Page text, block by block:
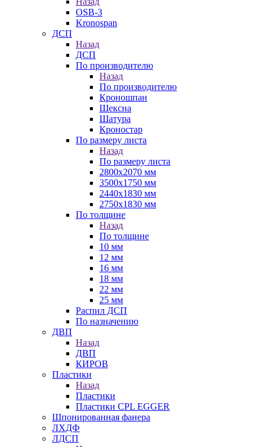
OSB-3
Kronospan
ДСП
Назад
ДСП
По производителю
Назад
По производителю
Кроношпан
Шексна
Шатура
Кроностар
По размеру листа
Назад
По размеру листа
2800х2070 мм
3500х1750 мм
2440х1830 мм
2750х1830 мм
По толщине
Назад
По толщине
10 мм
12 мм
16 мм
18 мм
22 мм
25 мм
Распил ДСП
По назначению
ДВП
Назад
ДВП
КИРОВ
Пластики
Назад
Пластики
Пластики CPL EGGER
Шпонированная фанера
ЛХДФ
ЛДСП